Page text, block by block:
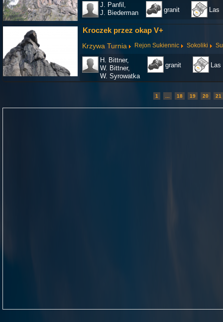
J. Panfil,
J. Biederman
granit Las
Kroczek przez okap V+
Krzywa Turnia Rejon Sukiennic Sokoliki
H. Bittner,
W. Bittner,
W. Syrowatka
granit Las
1 18 19 20 21